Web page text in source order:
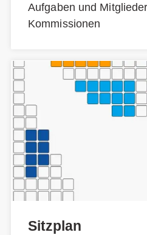
Aufgaben und
Kommissionen
Sitzplan